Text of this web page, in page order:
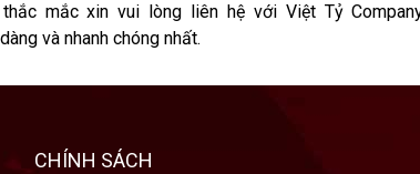
mắc xin vui lòng liên hệ với Việt Tỷ
và nhanh chóng nhất.
CHÍNH SÁCH